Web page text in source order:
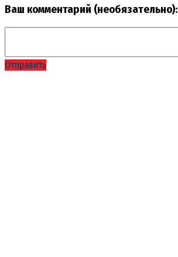
Ваш комментарий (необязательно):
Отправить